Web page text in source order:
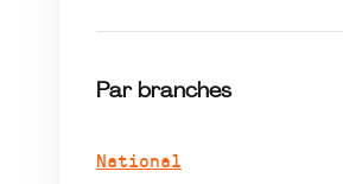
Par branches
National